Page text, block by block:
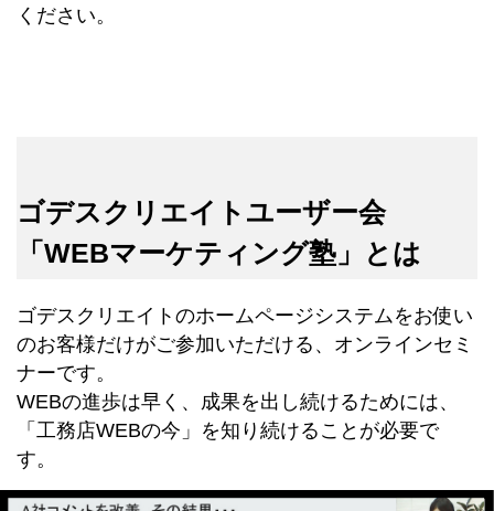
ください。
ゴデスクリエイトユーザー会
「WEBマーケティング塾」とは
ゴデスクリエイトのホームページシステムをお使い
のお客様だけがご参加いただける、オンラインセミ
ナーです。
WEBの進歩は早く、成果を出し続けるためには、
「工務店WEBの今」を知り続けることが必要で
す。